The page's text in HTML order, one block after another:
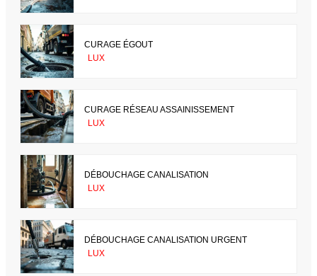
CURAGE ÉGOUT
LUX
CURAGE RÉSEAU ASSAINISSEMENT
LUX
DÉBOUCHAGE CANALISATION
LUX
DÉBOUCHAGE CANALISATION URGENT
LUX